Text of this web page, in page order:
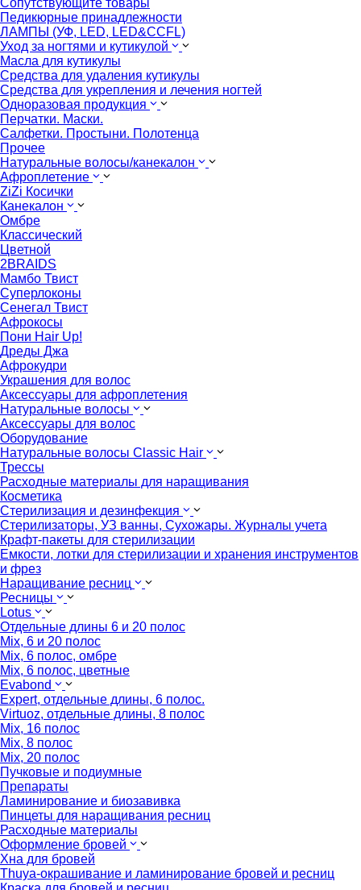
Сопутствующите товары
Педикюрные принадлежности
ЛАМПЫ (УФ, LED, LED&CCFL)
Уход за ногтями и кутикулой
Масла для кутикулы
Средства для удаления кутикулы
Средства для укрепления и лечения ногтей
Одноразовая продукция
Перчатки. Маски.
Салфетки. Простыни. Полотенца
Прочее
Натуральные волосы/канекалон
Афроплетение
ZiZi Косички
Канекалон
Омбре
Классический
Цветной
2BRAIDS
Мамбо Твист
Суперлоконы
Сенегал Твист
Афрокосы
Пони Hair Up!
Дреды Джа
Афрокудри
Украшения для волос
Аксессуары для афроплетения
Натуральные волосы
Аксессуары для волос
Оборудование
Натуральные волосы Classic Hair
Трессы
Расходные материалы для наращивания
Косметика
Стерилизация и дезинфекция
Стерилизаторы, УЗ ванны, Сухожары. Журналы учета
Крафт-пакеты для стерилизации
Емкости, лотки для стерилизации и хранения инструментов
и фрез
Наращивание ресниц
Ресницы
Lotus
Отдельные длины 6 и 20 полос
Mix, 6 и 20 полос
Mix, 6 полос, омбре
Mix, 6 полос, цветные
Evabond
Expert, отдельные длины, 6 полос.
Virtuoz, отдельные длины, 8 полос
Mix, 16 полос
Mix, 8 полос
Mix, 20 полос
Пучковые и подиумные
Препараты
Ламинирование и биозавивка
Пинцеты для наращивания ресниц
Расходные материалы
Оформление бровей
Хна для бровей
Thuya-окрашивание и ламинирование бровей и ресниц